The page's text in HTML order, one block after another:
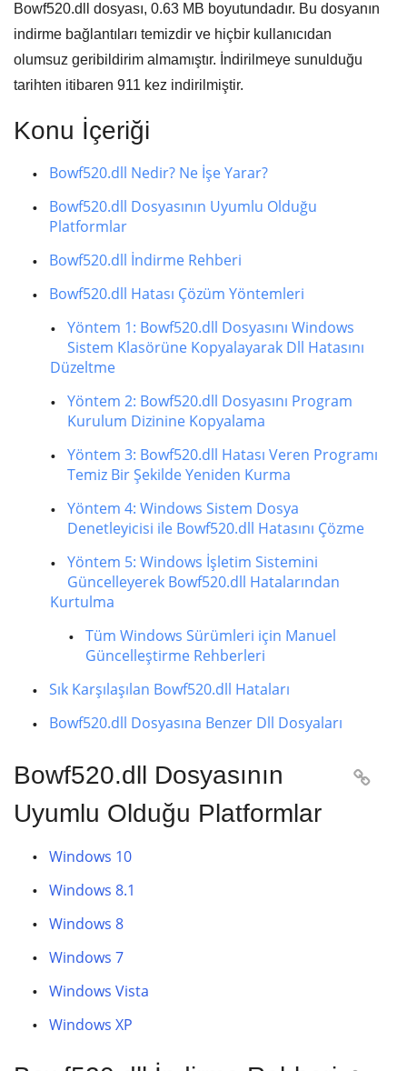
Bowf520.dll dosyası, 0.63 MB boyutundadır. Bu dosyanın
indirme bağlantıları temizdir ve hiçbir kullanıcıdan
olumsuz geribildirim almamıştır. İndirilmeye sunulduğu
tarihten itibaren 911 kez indirilmiştir.
Konu İçeriği
Bowf520.dll Nedir? Ne İşe Yarar?
Bowf520.dll Dosyasının Uyumlu Olduğu
Platformlar
Bowf520.dll İndirme Rehberi
Bowf520.dll Hatası Çözüm Yöntemleri
Yöntem 1: Bowf520.dll Dosyasını Windows
Sistem Klasörüne Kopyalayarak Dll Hatasını
Düzeltme
Yöntem 2: Bowf520.dll Dosyasını Program
Kurulum Dizinine Kopyalama
Yöntem 3: Bowf520.dll Hatası Veren Programı
Temiz Bir Şekilde Yeniden Kurma
Yöntem 4: Windows Sistem Dosya
Denetleyicisi ile Bowf520.dll Hatasını Çözme
Yöntem 5: Windows İşletim Sistemini
Güncelleyerek Bowf520.dll Hatalarından
Kurtulma
Tüm Windows Sürümleri için Manuel
Güncelleştirme Rehberleri
Sık Karşılaşılan Bowf520.dll Hataları
Bowf520.dll Dosyasına Benzer Dll Dosyaları
Bowf520.dll Dosyasının
Uyumlu Olduğu Platformlar

Windows 10
Windows 8.1
Windows 8
Windows 7
Windows Vista
Windows XP